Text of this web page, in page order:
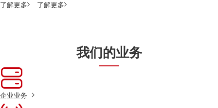
了解更多
了解更多
我们的业务
企业业务